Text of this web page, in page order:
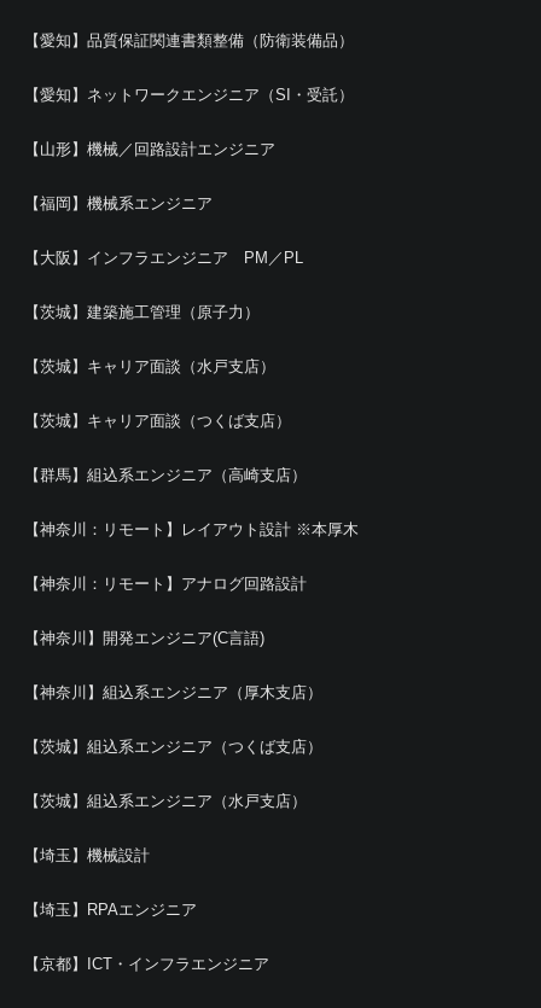
【愛知】品質保証関連書類整備（防衛装備品）
【愛知】ネットワークエンジニア（SI・受託）
【山形】機械／回路設計エンジニア
【福岡】機械系エンジニア
【大阪】インフラエンジニア PM／PL
【茨城】建築施工管理（原子力）
【茨城】キャリア面談（水戸支店）
【茨城】キャリア面談（つくば支店）
【群馬】組込系エンジニア（高崎支店）
【神奈川：リモート】レイアウト設計 ※本厚木
【神奈川：リモート】アナログ回路設計
【神奈川】開発エンジニア(C言語)
【神奈川】組込系エンジニア（厚木支店）
【茨城】組込系エンジニア（つくば支店）
【茨城】組込系エンジニア（水戸支店）
【埼玉】機械設計
【埼玉】RPAエンジニア
【京都】ICT・インフラエンジニア